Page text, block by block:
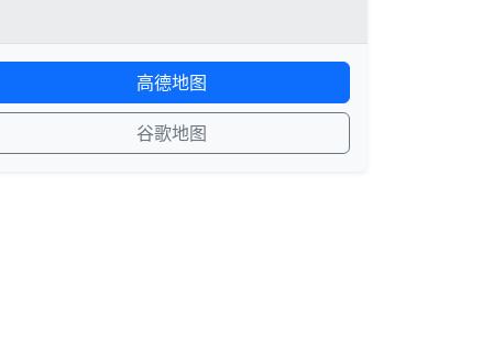
高德地图
谷歌地图